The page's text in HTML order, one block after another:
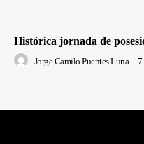
Histórica jornada de
Jorge Camilo Puentes Luna - 7